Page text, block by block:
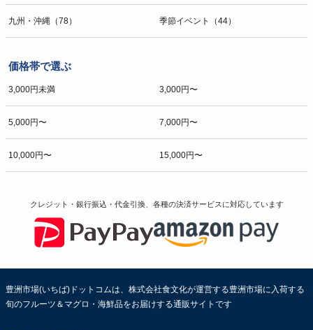
九州・沖縄（78） 季節イベント（44）
価格帯で選ぶ
3,000円未満 3,000円〜
5,000円〜 7,000円〜
10,000円〜 15,000円〜
クレジット・銀行振込・代金引換、各種の決済サービスに対応しています
豊洲市場(いちば)ドットコムは、株式会社食文化が運営する豊洲市場に入荷する
旬のフルーツ＆マグロ・海鮮品をお届けする通販サイトです